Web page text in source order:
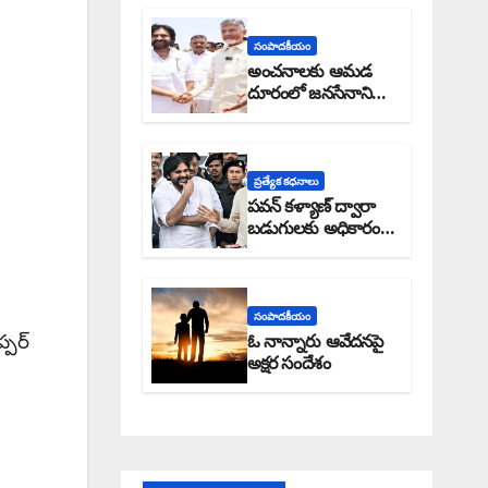
సంపాదకీయం
అంచనాలకు ఆమడ
దూరంలో జనసేనాని?:
అక్షర సందేశం
ప్రత్యేక కధనాలు
పవన్ కళ్యాణ్ ద్వారా
బడుగులకు అధికారం
ఎండమావేనా: అక్షర
సంపాదకీయం
ఓ నాన్నారు ఆవేదనపై
అక్షర సందేశం